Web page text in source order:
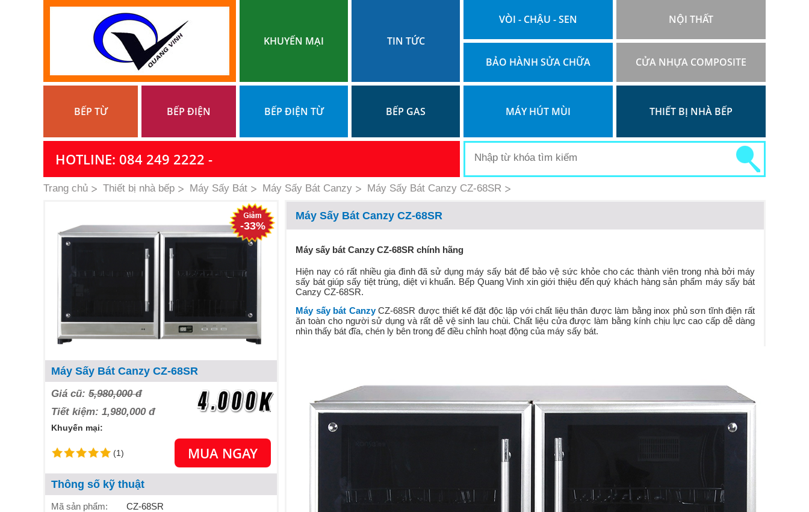
KHUYẾN MẠI TIN TỨC
VÒI - CHẬU - SEN
BẢO HÀNH SỬA CHỮA
NỘI THẤT
CỬA NHỰA COMPOSITE
BẾP TỪ BẾP ĐIỆN BẾP ĐIỆN TỪ BẾP GAS MÁY HÚT MÙI THIẾT BỊ NHÀ BẾP
HOTLINE: 084 249 2222 -
Trang chủ Thiết bị nhà bếp Máy Sấy Bát Máy Sấy Bát Canzy Máy Sấy Bát Canzy CZ-68SR
Máy Sấy Bát Canzy CZ-68SR
-33%
Giá cũ: 5,980,000 đ
Tiết kiệm: 1,980,000 đ
Khuyến mại:
MUA NGAY
(1)
Thông số kỹ thuật
Mã sản phẩm:
CZ-68SR
Máy Sấy Bát Canzy CZ-68SR
Máy sấy bát Canzy CZ-68SR chính hãng
Hiện nay có rất nhiều gia đình đã sử dụng máy sấy bát để bảo vệ sức khỏe cho các thành viêntrong nhà bởi máy
sấy bát giúp sấy tiệt trùng, diệt vi khuẩn. Bếp Quang Vinh xin giới thiệu đến quý khách hàng sản phẩm máy sấy bát
Canzy CZ-68SR.
Máy sấy bát CanzyCZ-68SR được thiết kế đặt độc lập với chất liệu thân được làm bằng inox phủ sơn tĩnh điện rất
ăn toàn cho người sử dụng và rất dễ vệ sinh lau chùi. Chất liệu cửa được làm bằng kính chịu lựccao cấpdễ dàng
nhìn thấy bát đĩa, chén ly bên trong để điều chỉnh hoạt động của máy sấy bát.